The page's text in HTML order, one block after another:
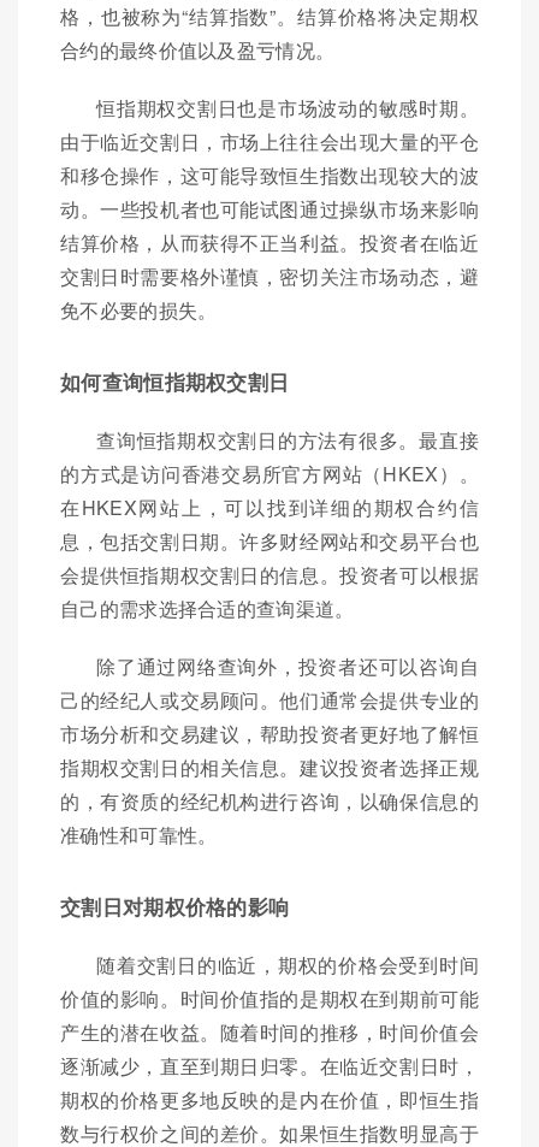
格，也被称为“结算指数”。结算价格将决定期权
合约的最终价值以及盈亏情况。
恒指期权交割日也是市场波动的敏感时期。
由于临近交割日，市场上往往会出现大量的平仓
和移仓操作，这可能导致恒生指数出现较大的波
动。一些投机者也可能试图通过操纵市场来影响
结算价格，从而获得不正当利益。投资者在临近
交割日时需要格外谨慎，密切关注市场动态，避
免不必要的损失。
如何查询恒指期权交割日
查询恒指期权交割日的方法有很多。最直接
的方式是访问香港交易所官方网站（HKEX）。
在HKEX网站上，可以找到详细的期权合约信
息，包括交割日期。许多财经网站和交易平台也
会提供恒指期权交割日的信息。投资者可以根据
自己的需求选择合适的查询渠道。
除了通过网络查询外，投资者还可以咨询自
己的经纪人或交易顾问。他们通常会提供专业的
市场分析和交易建议，帮助投资者更好地了解恒
指期权交割日的相关信息。建议投资者选择正规
的，有资质的经纪机构进行咨询，以确保信息的
准确性和可靠性。
交割日对期权价格的影响
随着交割日的临近，期权的价格会受到时间
价值的影响。时间价值指的是期权在到期前可能
产生的潜在收益。随着时间的推移，时间价值会
逐渐减少，直至到期日归零。在临近交割日时，
期权的价格更多地反映的是内在价值，即恒生指
数与行权价之间的差价。如果恒生指数明显高于